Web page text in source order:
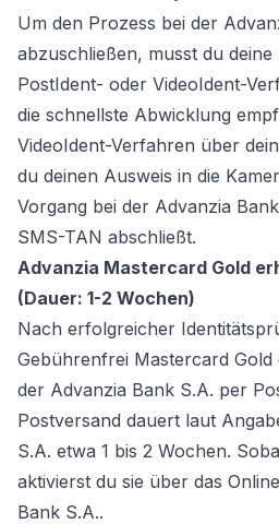
Um den Prozess bei der
abzuschließen, musst du
PostIdent- oder VideoIdent-
die schnellste Abwicklung
VideoIdent-Verfahren über
du deinen Ausweis in die
Vorgang bei der Advanzia
SMS-TAN abschließt.
Advanzia Mastercard Gold
(Dauer: 1-2 Wochen)
Nach erfolgreicher
Gebührenfrei Mastercard
der Advanzia Bank S.A. per
Postversand dauert laut
S.A. etwa 1 bis 2 Wochen.
aktivierst du sie über das
Bank S.A..